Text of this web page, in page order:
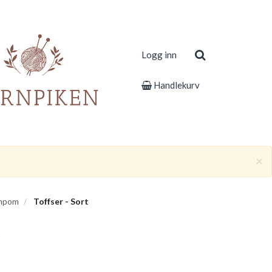
Logg inn
Handlekurv
×
Toffser - Sort